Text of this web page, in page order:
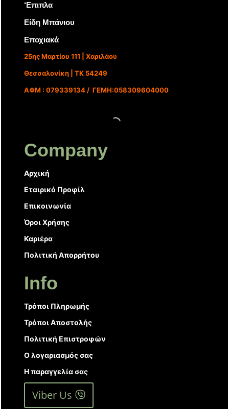
‘Επιπλα
Είδη Μπάνιου
Εποχιακά
25ης Μαρτίου 111 | Χαριλάου
Θεσσαλονίκη | ΤΚ 54249
ΑΦΜ : 079339134 / ΓΕΜΗ:058309604000
Company
Αρχική
Εταιρικό Προφίλ
Επικοινωνία
Όροι Χρήσης
Καριέρα
Πολιτική Απορρήτου
Info
Τρόποι Πληρωμής
Τρόποι Αποστολής
Πολιτική Επιστροφών
Ο λογαριασμός σας
Η παραγγελία σας
Viber Us